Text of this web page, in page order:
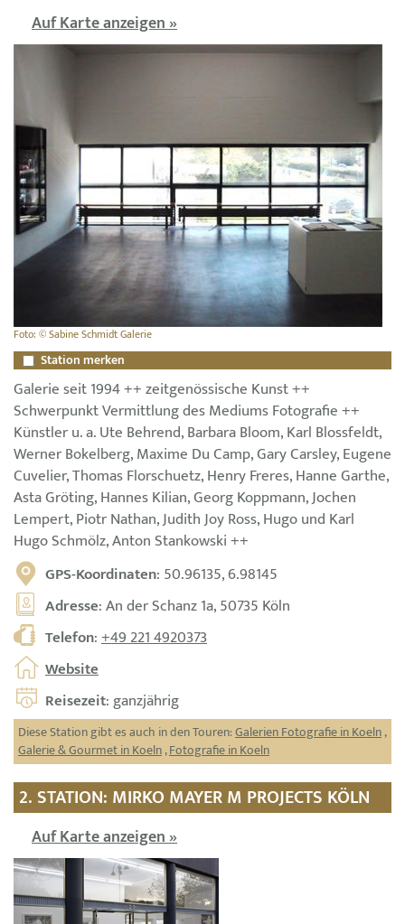
Auf Karte anzeigen »
Foto: © Sabine Schmidt Galerie
Station merken
Galerie seit 1994 ++ zeitgenössische Kunst ++
Schwerpunkt Vermittlung des Mediums Fotografie ++
Künstler u. a. Ute Behrend, Barbara Bloom, Karl Blossfeldt,
Werner Bokelberg, Maxime Du Camp, Gary Carsley, Eugene
Cuvelier, Thomas Florschuetz, Henry Freres, Hanne Garthe,
Asta Gröting, Hannes Kilian, Georg Koppmann, Jochen
Lempert, Piotr Nathan, Judith Joy Ross, Hugo und Karl
Hugo Schmölz, Anton Stankowski ++
GPS-Koordinaten: 50.96135, 6.98145
Adresse: An der Schanz 1a, 50735 Köln
Telefon:+49 221 4920373
Website
Reisezeit: ganzjährig
Diese Station gibt es auch in den Touren:Galerien Fotografie in Koeln,
Galerie & Gourmet in Koeln,Fotografie in Koeln
2. STATION: MIRKO MAYER M PROJECTS KÖLN
Auf Karte anzeigen »